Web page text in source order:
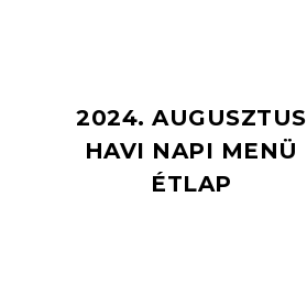
2024. AUGUSZTUS
HAVI NAPI MENÜ
ÉTLAP